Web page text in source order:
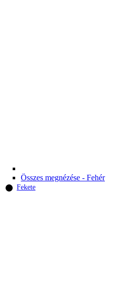
Összes megnézése - Fehér
Fekete